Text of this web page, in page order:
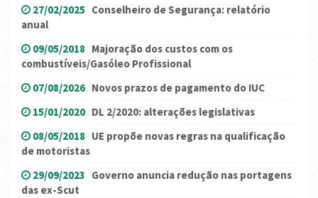
27/02/2025 Conselheiro de Segurança: relatório
anual
09/05/2018 Majoração dos custos com os
combustíveis/Gasóleo Profissional
07/08/2026 Novos prazos de pagamento do IUC
15/01/2020 DL 2/2020: alterações legislativas
08/05/2018 UE propõe novas regras na qualificação
de motoristas
29/09/2023 Governo anuncia redução nas portagens
das ex-Scut